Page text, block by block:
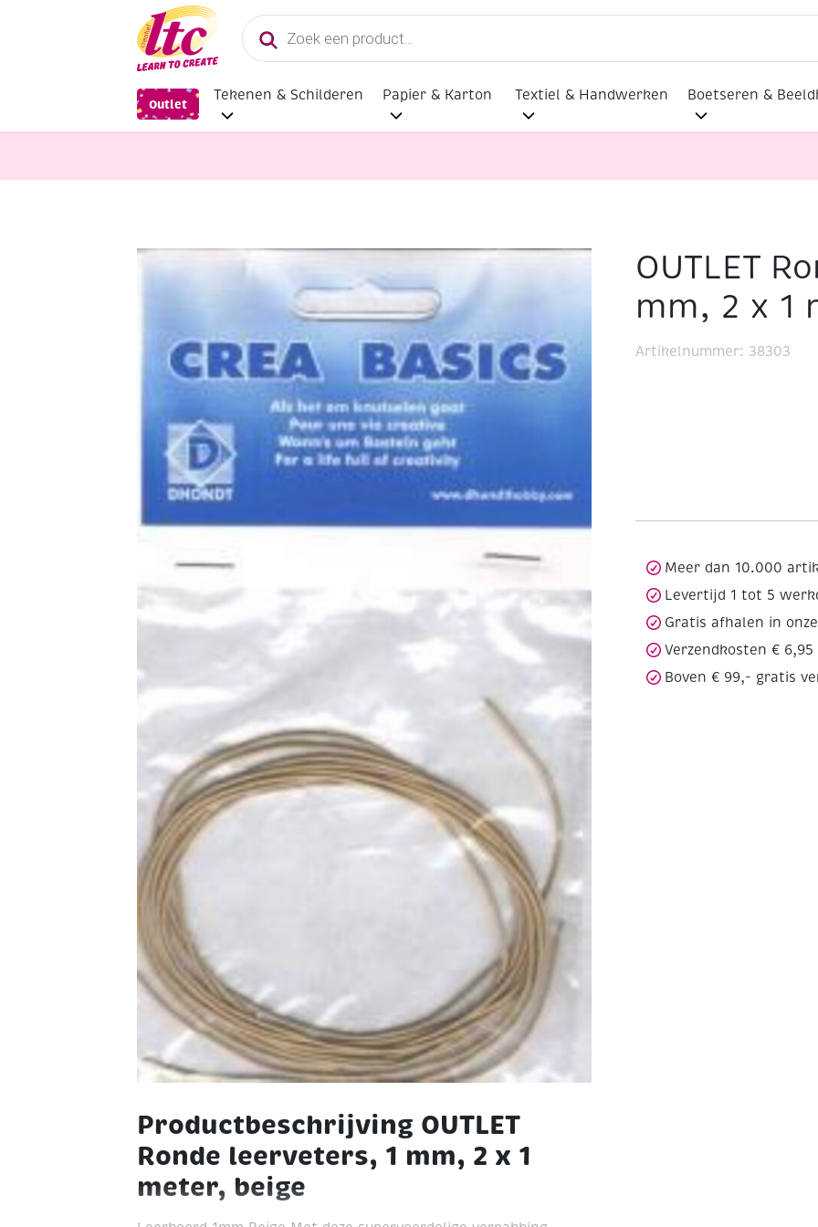
Producten
zoeken
Outlet
Tekenen & Schilderen Papier & Karton Textiel & Handwerken Boetseren &
Leer bewerken OUTLET Ronde leerveters, 1 mm, 2 x 1 meter, beige
Productbeschrijving OUTLET
Ronde leerveters, 1 mm, 2 x 1
meter, beige
OUTLET
mm, 2 x 1
Artikelnummer: 38303
Meer dan 10.000
Levertijd 1 tot 5
Gratis afhalen in
Verzendkosten € 6,95
Boven € 99,- gratis